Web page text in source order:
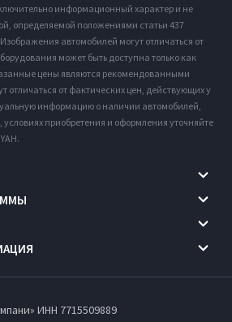
информационный характер и не
определяемой положениями статьи 437
автомобилей могут отличаться от
может быть доступна только как
цены являются рекомендованными
отличаться от фактических цен, действующих у
информацию о наличии автомобилей,
условиях приобретения и оформления уточняйте
ИНН 7715509889